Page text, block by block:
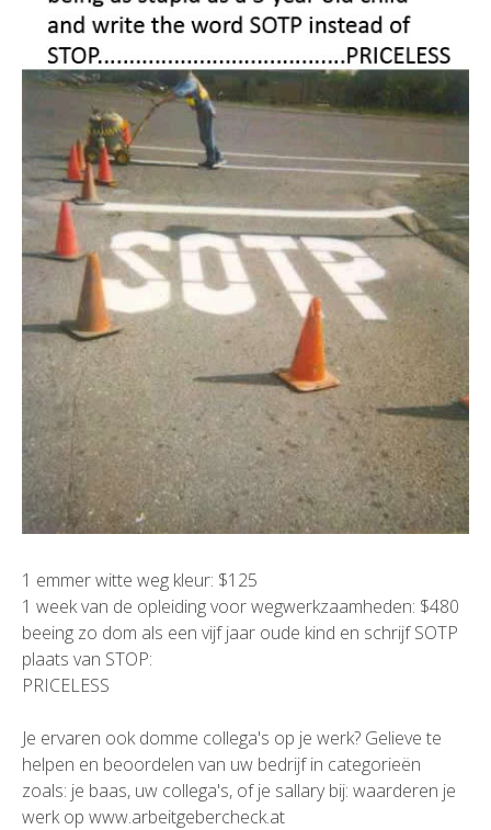
1 emmer witte weg kleur: $125
1 week van de opleiding voor wegwerkzaamheden: $480
beeing zo dom als een vijf jaar oude kind en schrijf SOTP
plaats van STOP:
PRICELESS
Je ervaren ook domme collega's op je werk? Gelieve te
helpen en beoordelen van uw bedrijf in categorieën
zoals: je baas, uw collega's, of je sallary bij: waarderen je
werkop www.arbeitgebercheck.at